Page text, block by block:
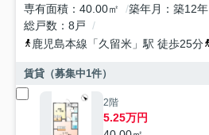
専有面積
40.00㎡ 築年月 築12年
総戸数
8戸
鹿児島本線 「久留米 」駅 徒歩25分
賃貸（募集中1件）
2階
5.25万円